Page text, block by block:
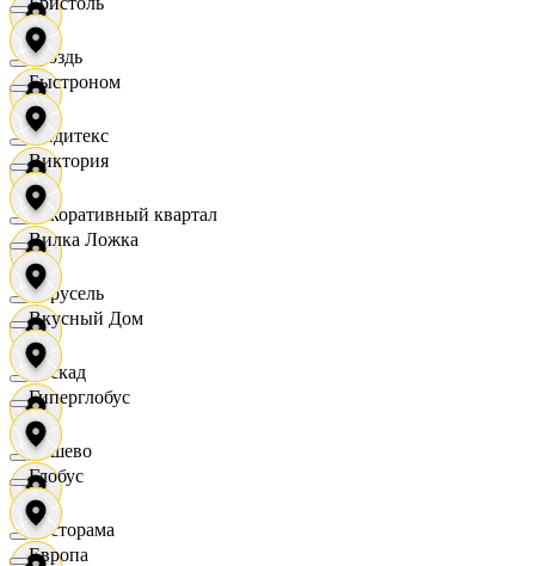
Гроздь
Индитекс
Декоративный квартал
Карусель
Каскад
Дёшево
Касторама
Быстроном
Виктория
Вилка Ложка
Вкусный Дом
Гиперглобус
Глобус
Европа